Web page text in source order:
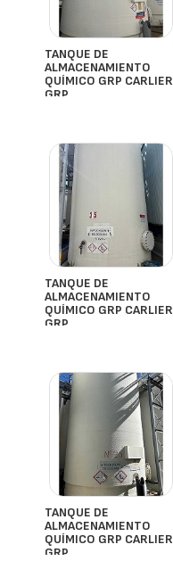
TANQUE DE
ALMACENAMIENTO
QUÍMICO GRP CARLIER
GRP
TANQUE DE
ALMACENAMIENTO
QUÍMICO GRP CARLIER
GRP
TANQUE DE
ALMACENAMIENTO
QUÍMICO GRP CARLIER
GRP